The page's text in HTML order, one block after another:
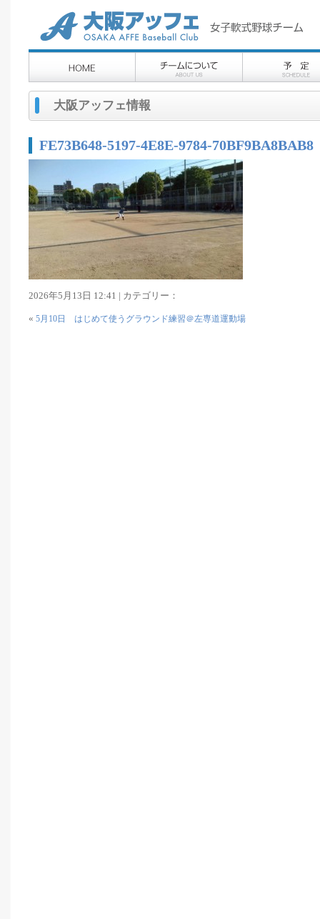
大阪アッフェ情報
FE73B648-5197-4E8E-9784-70BF9BA8BAB8
2026年5月13日 12:41 | カテゴリー：
« 5月10日 はじめて使うグラウンド練習＠左専道運動場